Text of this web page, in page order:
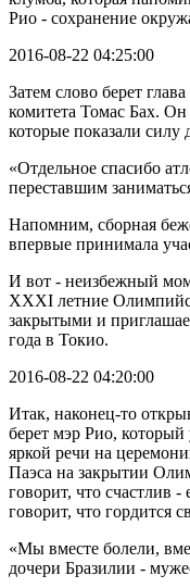
Рио - сохранение
2016-08-22 04:25:00
Затем слово берет
комитета Томас Бах.
которые показали силу
«Отдельное спасибо
переставшим
Напомним, сборная
впервые принимала
И вот - неизбежный
XXXI летние
закрытыми и
года в Токио.
2016-08-22 04:20:00
Итак, наконец-то
берет мэр Рио,
яркой речи на
Паэса на закрытии
говорит, что счастлив -
говорит, что гордится
«Мы вместе болели,
дочери Бразилии -